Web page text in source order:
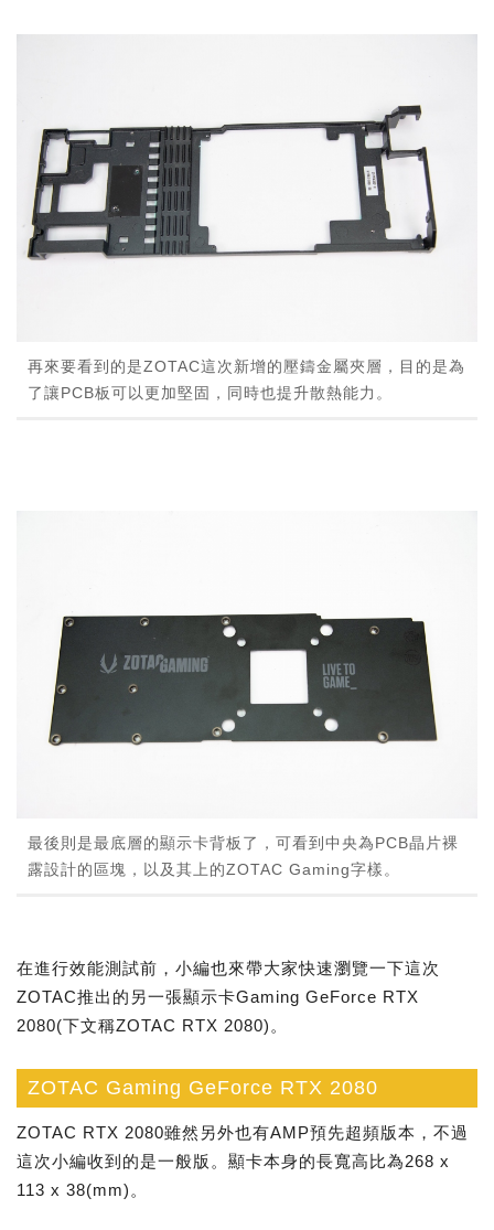
再來要看到的是ZOTAC這次新增的壓鑄金屬夾層，目的是為
了讓PCB板可以更加堅固，同時也提升散熱能力。
最後則是最底層的顯示卡背板了，可看到中央為PCB晶片裸
露設計的區塊，以及其上的ZOTAC Gaming字樣。
在進行效能測試前，小編也來帶大家快速瀏覽一下這次
ZOTAC推出的另一張顯示卡Gaming GeForce RTX
2080(下文稱ZOTAC RTX 2080)。
ZOTAC Gaming GeForce RTX 2080
ZOTAC RTX 2080雖然另外也有AMP預先超頻版本，不過
這次小編收到的是一般版。顯卡本身的長寬高比為268 x
113 x 38(mm)。